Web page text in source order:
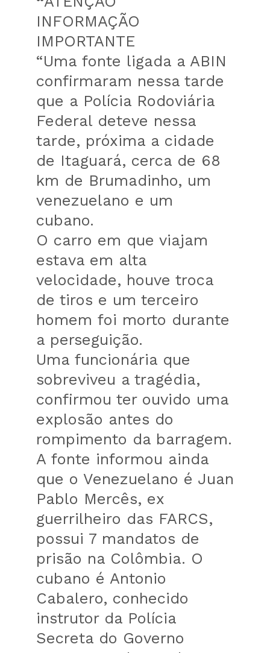
INFORMAÇÃO
IMPORTANTE
“Uma fonte ligada a ABIN
confirmaram nessa tarde
que a Polícia Rodoviária
Federal deteve nessa
tarde, próxima a cidade
de Itaguará, cerca de 68
km de Brumadinho, um
venezuelano e um
cubano.
O carro em que viajam
estava em alta
velocidade, houve troca
de tiros e um terceiro
homem foi morto durante
a perseguição.
Uma funcionária que
sobreviveu a tragédia,
confirmou ter ouvido uma
explosão antes do
rompimento da barragem.
A fonte informou ainda
que o Venezuelano é Juan
Pablo Mercês, ex
guerrilheiro das FARCS,
possui 7 mandatos de
prisão na Colômbia. O
cubano é Antonio
Cabalero, conhecido
instrutor da Polícia
Secreta do Governo